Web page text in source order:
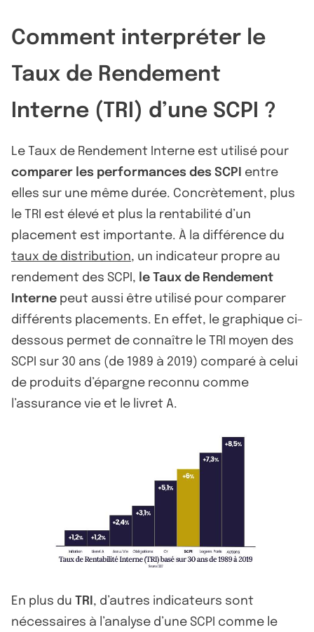
Comment interpréter le
Taux de Rendement
Interne (TRI) d’une SCPI ?
Le Taux de Rendement Interne est utilisé pour
comparer les performances des SCPI
entre
elles sur une même durée. Concrètement, plus
le TRI est élevé et plus la rentabilité d’un
placement est importante. À la différence du
taux de distribution, un indicateur propre au
rendement des SCPI, le Taux de Rendement
Interne peut aussi être utilisé pour comparer
différents placements. En effet, le graphique ci-
dessous permet de connaître le TRI moyen des
SCPI sur 30 ans (de 1989 à 2019) comparé à celui
de produits d’épargne reconnu comme
l’assurance vie et le livret A.
En plus du TRI , d’autres indicateurs sont
nécessaires à l’analyse d’une SCPI comme le